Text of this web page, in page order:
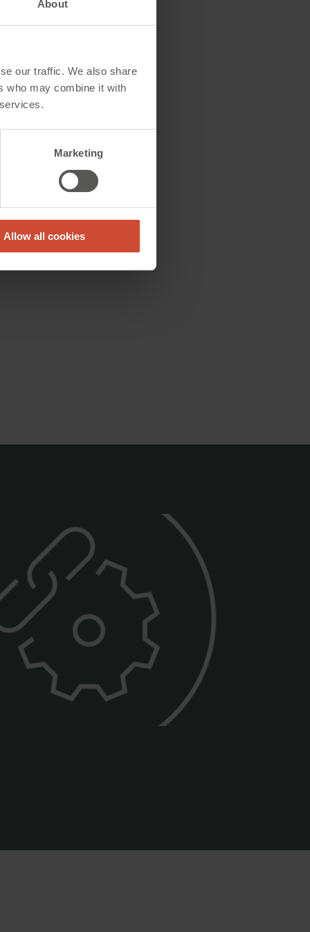
About
our traffic. We also share
who may combine it with
Marketing
Allow all cookies